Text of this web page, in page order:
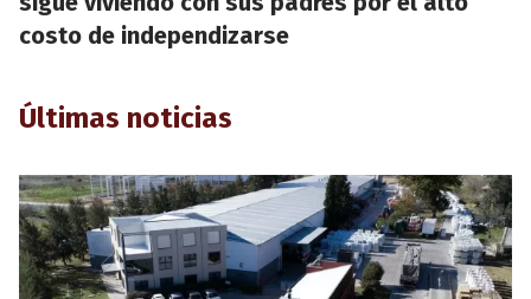
costo de independizarse
Últimas noticias